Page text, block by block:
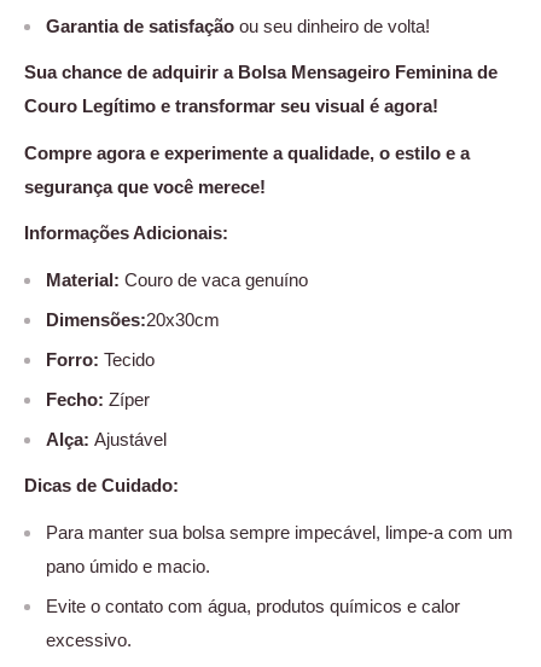
Garantia de satisfação ou seu dinheiro de volta!
Sua chance de adquirir a Bolsa Mensageiro Feminina de
Couro Legítimo e transformar seu visual é agora!
Compre agora e experimente a qualidade, o estilo e a
segurança que você merece!
Informações Adicionais:
Material: Couro de vaca genuíno
Dimensões:20x30cm
Forro: Tecido
Fecho: Zíper
Alça: Ajustável
Dicas de Cuidado:
Para manter sua bolsa sempre impecável, limpe-a com um
pano úmido e macio.
Evite o contato com água, produtos químicos e calor
excessivo.